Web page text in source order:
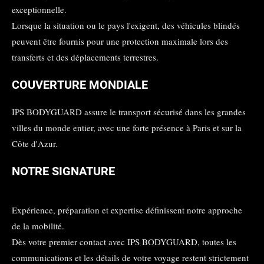
COUVERTURE MONDIALE
IPS BODYGUARD assure le transport sécurisé dans les grandes
villes du monde entier, avec une forte présence à Paris et sur la
Côte d'Azur.
NOTRE SIGNATURE
Expérience, préparation et expertise définissent notre approche
de la mobilité.
Dès votre premier contact avec IPS BODYGUARD, toutes les
communications et les détails de votre voyage restent strictement
exceptionnelle.
Lorsque la situation ou le pays l'exigent, des véhicules blindés
peuvent être fournis pour une protection maximale lors des
transferts et des déplacements terrestres.